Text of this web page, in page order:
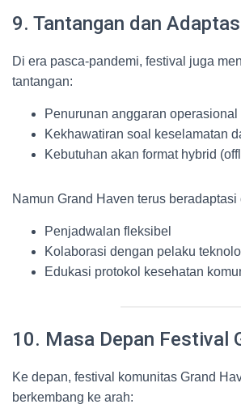
9. Tantangan dan
Di era pasca-pandemi, festival juga
tantangan:
Penurunan anggaran operasional
Kekhawatiran soal keselamatan
Kebutuhan akan format hybrid
Namun Grand Haven terus beradaptasi
Penjadwalan fleksibel
Kolaborasi dengan pelaku
Edukasi protokol kesehatan
10. Masa Depan Festival
Ke depan, festival komunitas Grand
berkembang ke arah: